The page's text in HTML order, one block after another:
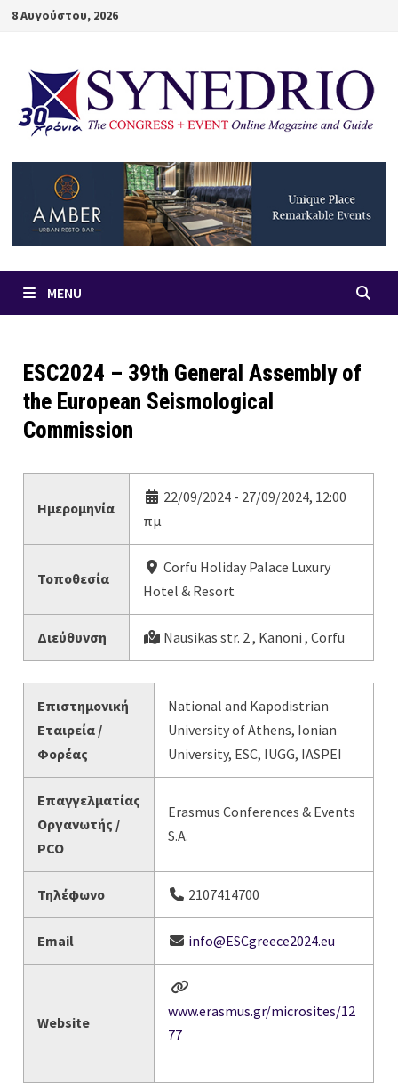
Skip8 Αυγούστου, 2026
MENU
ESC2024 – 39th General Assembly of
the European Seismological
Commission
Ημερομηνία
22/09/2024 - 27/09/2024, 12:00
πμ
Τοποθεσία
Corfu Holiday Palace Luxury
Hotel & Resort
Διεύθυνση Nausikas str. 2 , Kanoni , Corfu
Επιστημονική
Εταιρεία /
Φορέας
National and Kapodistrian
University of Athens, Ionian
University, ESC, IUGG, IASPEI
Επαγγελματίας
Οργανωτής /
PCO
Erasmus Conferences & Events
S.A.
Τηλέφωνο 2107414700
Email info@ESCgreece2024.eu
Website
www.erasmus.gr/microsites/12
77